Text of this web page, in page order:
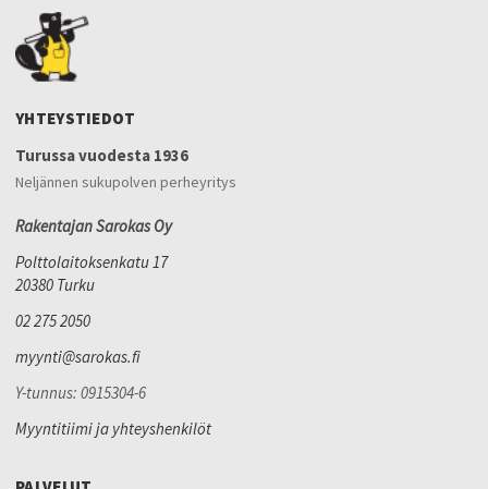
YHTEYSTIEDOT
Turussa vuodesta 1936
Neljännen sukupolven perheyritys
Rakentajan Sarokas Oy
Polttolaitoksenkatu 17
20380 Turku
02 275 2050
myynti@sarokas.fi
Y-tunnus: 0915304-6
Myyntitiimi ja yhteyshenkilöt